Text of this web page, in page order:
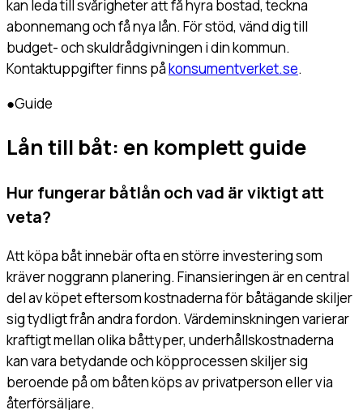
kan leda till svårigheter att få hyra bostad, teckna
abonnemang och få nya lån. För stöd, vänd dig till
budget- och skuldrådgivningen i din kommun.
Kontaktuppgifter finns påkonsumentverket.se.
●Guide
Lån till båt: en komplett guide
Hur fungerar båtlån och vad är viktigt att
veta?
Att köpa båt innebär ofta en större investering som
kräver noggrann planering. Finansieringen är en central
del av köpet eftersom kostnaderna för båtägande skiljer
sig tydligt från andra fordon. Värdeminskningen varierar
kraftigt mellan olika båttyper, underhållskostnaderna
kan vara betydande och köpprocessen skiljer sig
beroende på om båten köps av privatperson eller via
återförsäljare.